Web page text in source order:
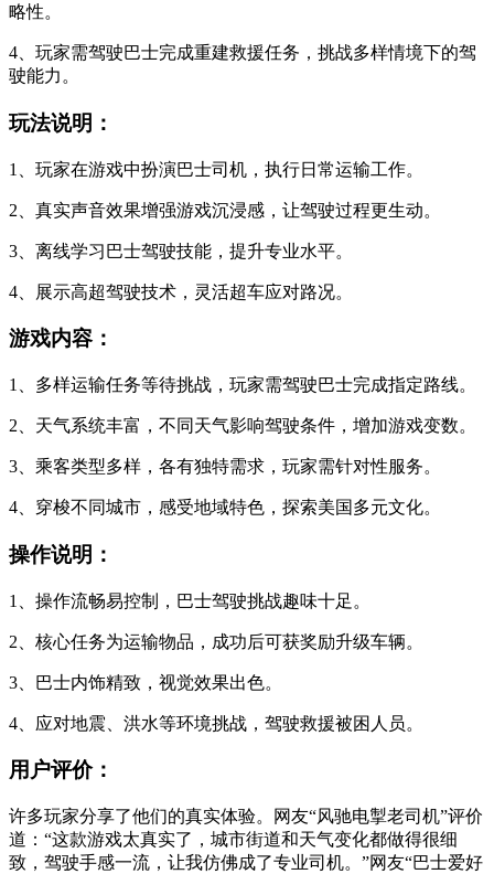
略性。
4、玩家需驾驶巴士完成重建救援任务，挑战多样情境下的驾
驶能力。
玩法说明：
1、玩家在游戏中扮演巴士司机，执行日常运输工作。
2、真实声音效果增强游戏沉浸感，让驾驶过程更生动。
3、离线学习巴士驾驶技能，提升专业水平。
4、展示高超驾驶技术，灵活超车应对路况。
游戏内容：
1、多样运输任务等待挑战，玩家需驾驶巴士完成指定路线。
2、天气系统丰富，不同天气影响驾驶条件，增加游戏变数。
3、乘客类型多样，各有独特需求，玩家需针对性服务。
4、穿梭不同城市，感受地域特色，探索美国多元文化。
操作说明：
1、操作流畅易控制，巴士驾驶挑战趣味十足。
2、核心任务为运输物品，成功后可获奖励升级车辆。
3、巴士内饰精致，视觉效果出色。
4、应对地震、洪水等环境挑战，驾驶救援被困人员。
用户评价：
许多玩家分享了他们的真实体验。网友“风驰电掣老司机”评价
道：“这款游戏太真实了，城市街道和天气变化都做得很细
致，驾驶手感一流，让我仿佛成了专业司机。”网友“巴士爱好